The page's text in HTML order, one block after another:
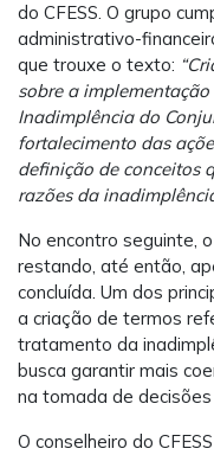
do CFESS. O grupo
administrativo-
que trouxe o texto:
sobre a
Inadimplência do
fortalecimento das
definição de conceitos
razões da
No encontro seguinte,
restando, até então,
concluída. Um dos
a criação de termos
tratamento da
busca garantir mais
na tomada de
O conselheiro do